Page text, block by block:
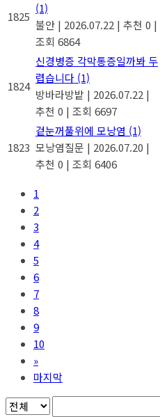
1825
(1)
불안 | 2026.07.22 | 추천 0 |
조회 6864
1824
신경병증 각막통증일까봐 두
렵습니다 (1)
방바라방밭 | 2026.07.22 |
추천 0 | 조회 6697
1823
겉눈꺼풀위에 모낭염 (1)
모낭염질문 | 2026.07.20 |
추천 0 | 조회 6406
1
2
3
4
5
6
7
8
9
10
»
마지막